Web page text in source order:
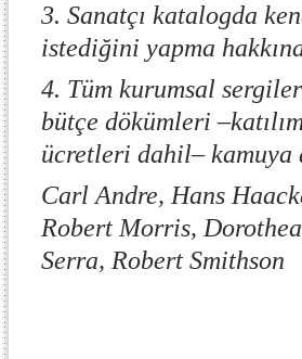
3. Sanatçı katalogda
istediğini yapma
4. Tüm kurumsal
bütçe dökümleri
ücretleri dahil– kamuya
Carl Andre, Hans
Robert Morris,
Serra, Robert Smithson